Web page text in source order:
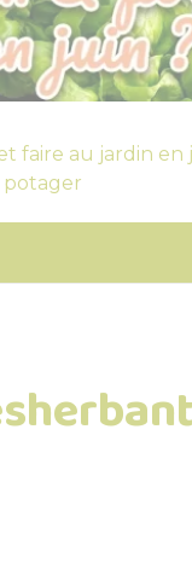
faire au jardin en